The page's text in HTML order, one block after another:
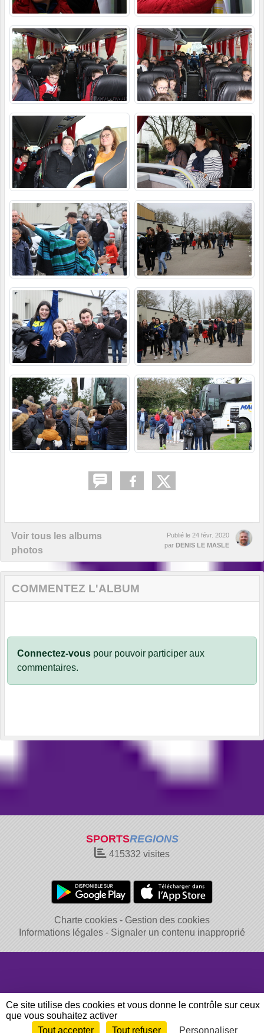
Voir tous les albums
photos
Publié le 24 févr. 2020
par DENIS LE MASLE
COMMENTEZ L'ALBUM
Connectez-vous pour pouvoir participer aux
commentaires.
SPORTSREGIONS
415332 visites
Charte cookies
Gestion des cookies
Informations légales
Signaler un contenu inapproprié
Envie de participer ?
Ce site utilise des cookies et vous donne le contrôle sur ceux
que vous souhaitez activer
Tout accepter
Tout refuser Personnaliser